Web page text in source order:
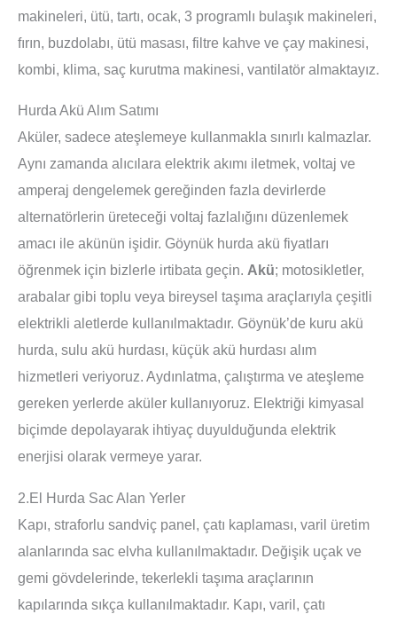
makineleri, ütü, tartı, ocak, 3 programlı bulaşık makineleri,
fırın, buzdolabı, ütü masası, filtre kahve ve çay makinesi,
kombi, klima, saç kurutma makinesi, vantilatör almaktayız.
Hurda Akü Alım Satımı
Aküler, sadece ateşlemeye kullanmakla sınırlı kalmazlar.
Aynı zamanda alıcılara elektrik akımı iletmek, voltaj ve
amperaj dengelemek gereğinden fazla devirlerde
alternatörlerin üreteceği voltaj fazlalığını düzenlemek
amacı ile akünün işidir. Göynük hurda akü fiyatları
öğrenmek için bizlerle irtibata geçin. Akü; motosikletler,
arabalar gibi toplu veya bireysel taşıma araçlarıyla çeşitli
elektrikli aletlerde kullanılmaktadır. Göynük’de kuru akü
hurda, sulu akü hurdası, küçük akü hurdası alım
hizmetleri veriyoruz. Aydınlatma, çalıştırma ve ateşleme
gereken yerlerde aküler kullanıyoruz. Elektriği kimyasal
biçimde depolayarak ihtiyaç duyulduğunda elektrik
enerjisi olarak vermeye yarar.
2.El Hurda Sac Alan Yerler
Kapı, straforlu sandviç panel, çatı kaplaması, varil üretim
alanlarında sac elvha kullanılmaktadır. Değişik uçak ve
gemi gövdelerinde, tekerlekli taşıma araçlarının
kapılarında sıkça kullanılmaktadır. Kapı, varil, çatı